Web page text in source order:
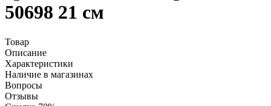
50698 21 см
Товар
Описание
Характеристики
Наличие в магазинах
Вопросы
Отзывы